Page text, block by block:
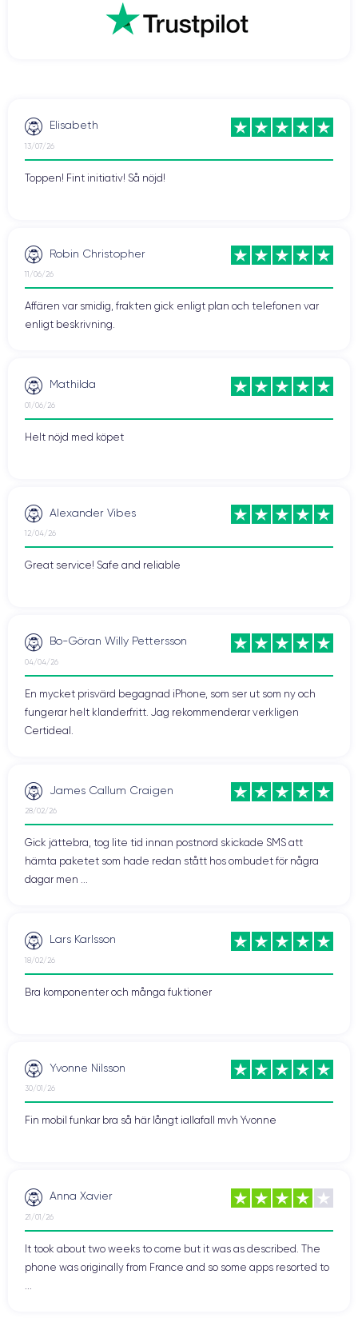
Elisabeth
13/07/26
Toppen! Fint initiativ! Så nöjd!
Robin Christopher
11/06/26
Affären var smidig, frakten gick enligt plan och telefonen var
enligt beskrivning.
Mathilda
01/06/26
Helt nöjd med köpet
Alexander Vibes
12/04/26
Great service! Safe and reliable
Bo-Göran Willy Pettersson
04/04/26
En mycket prisvärd begagnad iPhone, som ser ut som ny och
fungerar helt klanderfritt. Jag rekommenderar verkligen
Certideal.
James Callum Craigen
28/02/26
Gick jättebra, tog lite tid innan postnord skickade SMS att
hämta paketet som hade redan stått hos ombudet för några
dagar men ...
Lars Karlsson
18/02/26
Bra komponenter och många fuktioner
Yvonne Nilsson
30/01/26
Fin mobil funkar bra så här långt iallafall mvh Yvonne
Anna Xavier
21/01/26
It took about two weeks to come but it was as described. The
phone was originally from France and so some apps resorted to